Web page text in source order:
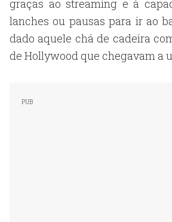
graças ao streaming e à
lanches ou pausas para ir ao
dado aquele chá de cadeira
de Hollywood que chegavam a